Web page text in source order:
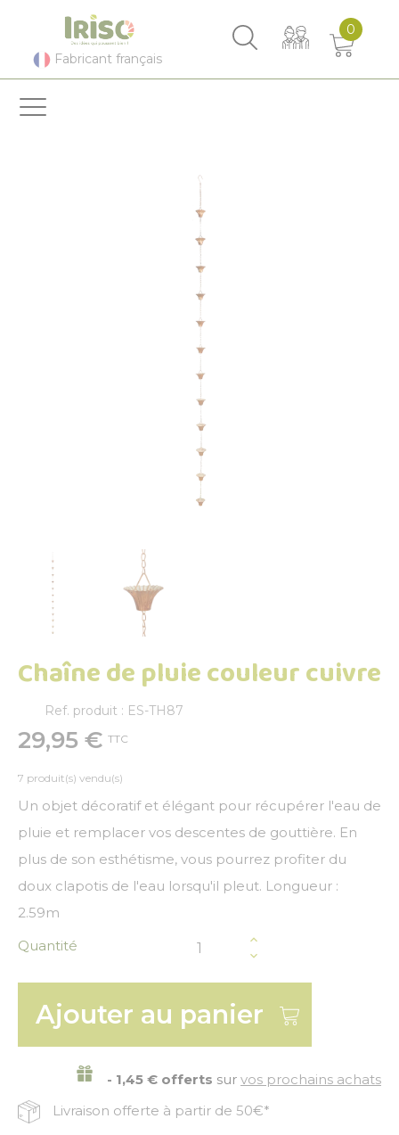
Fabricant français
0
Chaîne de pluie couleur cuivre
Ref. produit : ES-TH87
29,95 € TTC
7 produit(s) vendu(s)
Un objet décoratif et élégant pour récupérer l'eau de
pluie et remplacer vos descentes de gouttière. En
plus de son esthétisme, vous pourrez profiter du
doux clapotis de l'eau lorsqu'il pleut. Longueur :
2.59m
Quantité
Ajouter au panier
- 1,45 € offerts sur vos prochains achats
Livraison offerte à partir de 50€*
Panneau de gestion des cookies